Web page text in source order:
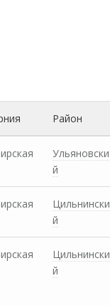
Район
Ульяновски
й
Цильнински
й
Цильнински
й